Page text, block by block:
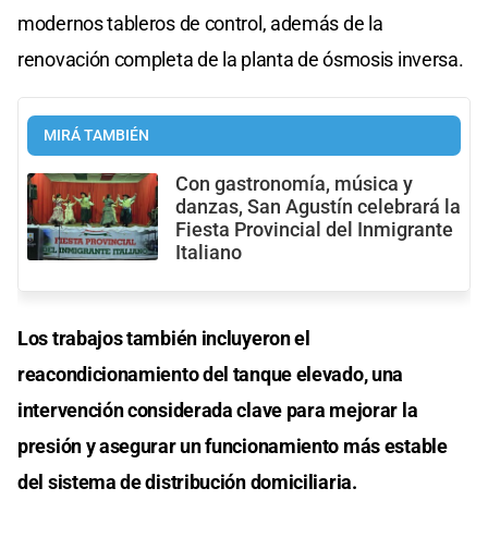
modernos tableros de control, además de la
renovación completa de la planta de ósmosis inversa.
MIRÁ TAMBIÉN
Con gastronomía, música y
danzas, San Agustín celebrará la
Fiesta Provincial del Inmigrante
Italiano
Los trabajos también incluyeron el
reacondicionamiento del tanque elevado, una
intervención considerada clave para mejorar la
presión y asegurar un funcionamiento más estable
del sistema de distribución domiciliaria.